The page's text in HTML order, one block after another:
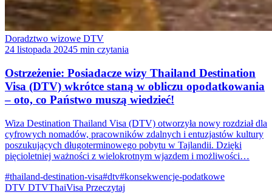
Doradztwo wizowe DTV
24 listopada 20245 min czytania
Ostrzeżenie: Posiadacze wizy Thailand Destination
Visa (DTV) wkrótce staną w obliczu opodatkowania
– oto, co Państwo muszą wiedzieć!
Wiza Destination Thailand Visa (DTV) otworzyła nowy rozdział dla
cyfrowych nomadów, pracowników zdalnych i entuzjastów kultury
poszukujących długoterminowego pobytu w Tajlandii. Dzięki
pięcioletniej ważności z wielokrotnym wjazdem i możliwości…
#thailand-destination-visa#dtv#konsekwencje-podatkowe
DTV DTVThaiVisa Przeczytaj